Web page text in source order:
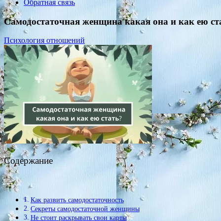
Обратная связь
Самодостаточная женщина какая она и как ею
Психология отношений
Содержание
Как развить самодостаточность
Секреты самодостаточной женщины
Не стоит раскрывать свои карты